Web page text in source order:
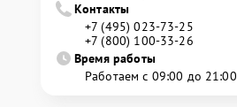
Контакты
+7 (495) 023-73-25
+7 (800) 100-33-26
Время работы
Работаем с 09:00 до 21:00